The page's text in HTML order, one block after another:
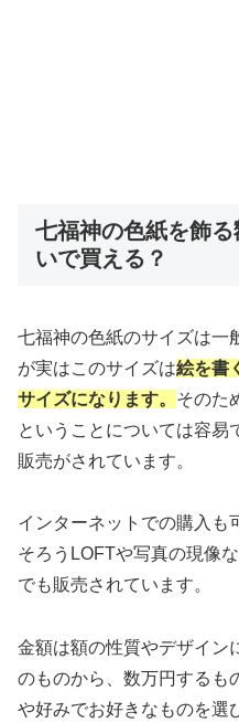
七福神の色紙を飾
いで買える？
七福神の色紙のサイズは一
が実はこのサイズは絵を書
サイズになります。 そのた
ということについては容易
販売がされています。
インターネットでの購入も
そろうLOFTや写真の現像
でも販売されています。
金額は額の性質やデザイン
のものから、数万円するも
や好みでお好きなものを選